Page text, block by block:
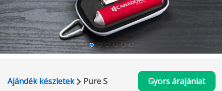
Ajándék készletek Pure S Gyors árajánlat